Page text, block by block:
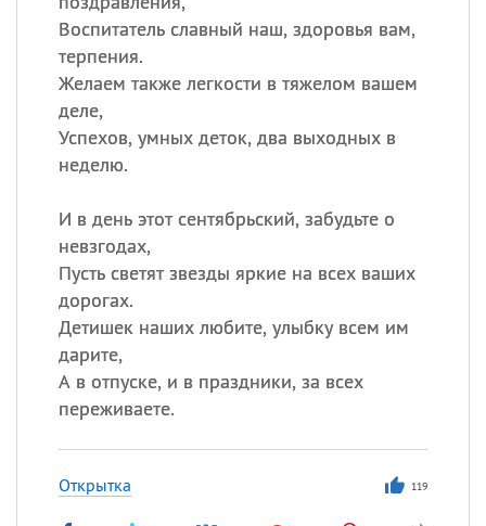
Воспитатель славный наш, здоровья вам,
терпения.
Желаем также легкости в тяжелом вашем
деле,
Успехов, умных деток, два выходных в
неделю.
И в день этот сентябрьский, забудьте о
невзгодах,
Пусть светят звезды яркие на всех ваших
дорогах.
Детишек наших любите, улыбку всем им
дарите,
А в отпуске, и в праздники, за всех
переживаете.
Открытка 119